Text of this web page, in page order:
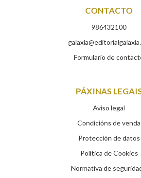
CONTACTO
986432100
Formulario de
PÁXINAS
Aviso legal
Condicións de venda
Protección de datos
Política de Cookies
Normativa de